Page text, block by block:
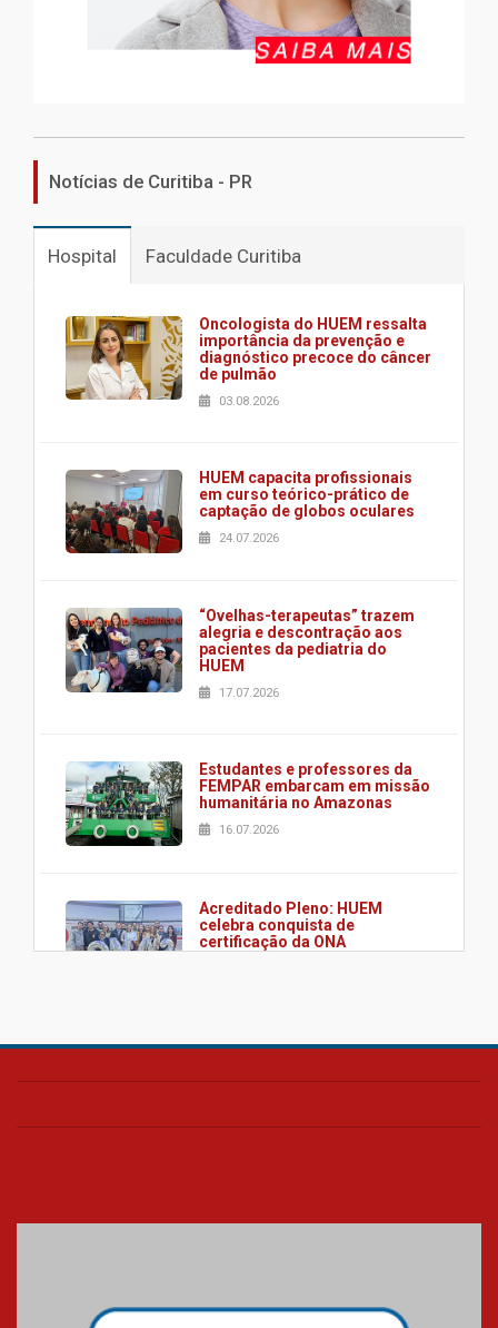
Notícias de Curitiba - PR
Hospital Faculdade Curitiba
Oncologista do HUEM ressalta
importância da prevenção e
diagnóstico precoce do câncer
de pulmão
03.08.2026
HUEM capacita profissionais
em curso teórico-prático de
captação de globos oculares
24.07.2026
“Ovelhas-terapeutas” trazem
alegria e descontração aos
pacientes da pediatria do
HUEM
17.07.2026
Estudantes e professores da
FEMPAR embarcam em missão
humanitária no Amazonas
16.07.2026
Acreditado Pleno: HUEM
celebra conquista de
certificação da ONA
HUEM é o primeiro hospital do
UTI's inteligentes